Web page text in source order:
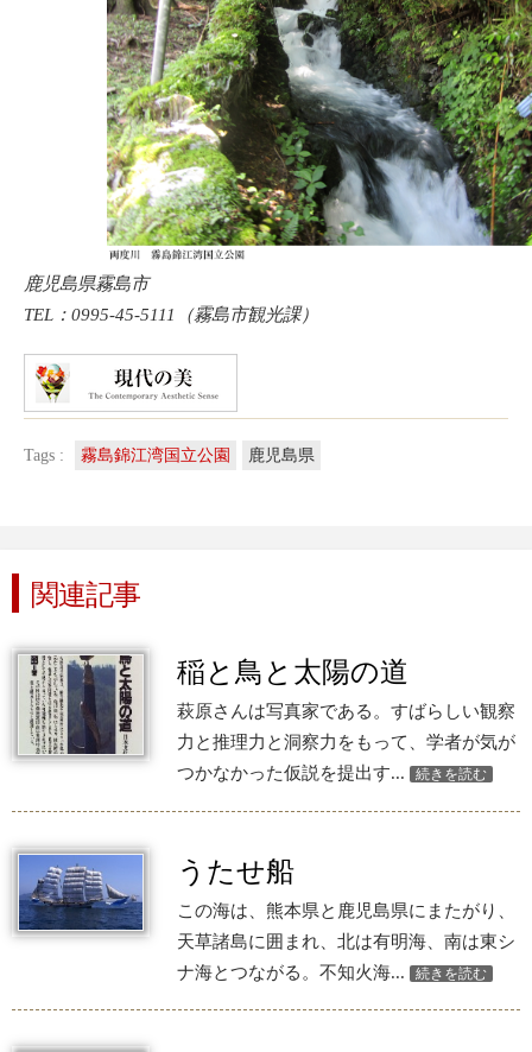
鹿児島県霧島市
TEL：0995-45-5111（霧島市観光課）
Tags : 霧島錦江湾国立公園 鹿児島県
関連記事
稲と鳥と太陽の道
萩原さんは写真家である。すばらしい観察
力と推理力と洞察力をもって、学者が気が
つかなかった仮説を提出す...
続きを読む
うたせ船
この海は、熊本県と鹿児島県にまたがり、
天草諸島に囲まれ、北は有明海、南は東シ
ナ海とつながる。不知火海...
続きを読む